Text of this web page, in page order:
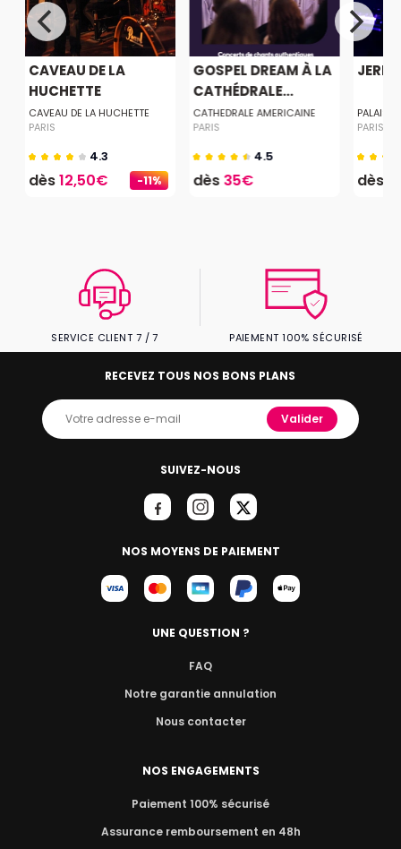
-11%
CAVEAU DE LA
HUCHETTE
CAVEAU DE LA HUCHETTE
PARIS
4.3
dès12,50€
GOSPEL DREAM À LA
CATHÉDRALE...
CATHEDRALE AMERICAINE
PARIS
4.5
dès35€
PALAIS
PARIS
dès
SERVICE CLIENT 7 / 7 PAIEMENT 100% SÉCURISÉ
SUIVEZ-NOUS
NOS MOYENS DE PAIEMENT
RECEVEZ TOUS NOS BONS PLANS
Valider
UNE QUESTION ?
FAQ
Notre garantie annulation
Nous contacter
NOS ENGAGEMENTS
Paiement 100% sécurisé
Assurance remboursement en 48h